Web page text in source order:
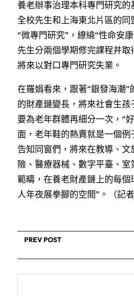
養老辦事治理本科專門研究的
全校先生和上海東北片區的同
“微專門研究”，繚繞“性命安
先生分兩個學期修完課程并取
將來以對口專門研究失業。
在羅娟看來，跟著“銀發海潮”
的財產鏈變長，將來社會生
要為老年群體再細分一次，“
面，老年鞋的熱賣就是一個例
告知同窗們，將來在教導、文
險、醫療器械、數字平臺、
範疇，在養老財產鏈上的每個
人年夜展拳腳的空間”。（記者
PREV POST